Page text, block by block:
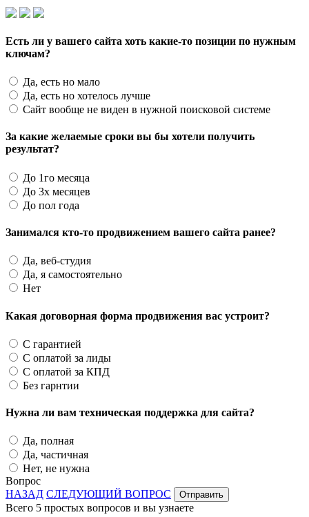
Есть ли у вашего сайта хоть какие-то позиции по нужным
ключам?
Да, есть но мало
Да, есть но хотелось лучше
Сайт вообще не виден в нужной поисковой системе
За какие желаемые сроки вы бы хотели получить
результат?
До 1го месяца
До 3х месяцев
До пол года
Занимался кто-то продвижением вашего сайта ранее?
Да, веб-студия
Да, я самостоятельно
Нет
Какая договорная форма продвижения вас устроит?
С гарантией
С оплатой за лиды
С оплатой за КПД
Без гарнтии
Нужна ли вам техническая поддержка для сайта?
Да, полная
Да, частичная
Нет, не нужна
Вопрос
НАЗАД СЛЕДУЮЩИЙ ВОПРОС Отправить
Всего 5 простых вопросов и вы узнаете